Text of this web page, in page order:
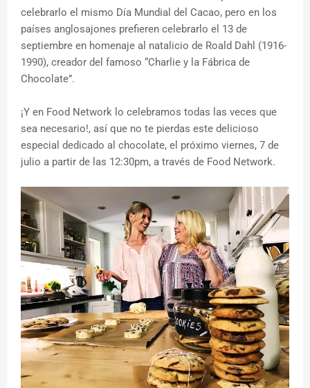
celebrarlo el mismo Día Mundial del Cacao, pero en los
países anglosajones prefieren celebrarlo el 13 de
septiembre en homenaje al natalicio de Roald Dahl (1916-
1990), creador del famoso “Charlie y la Fábrica de
Chocolate”.
¡Y en Food Network lo celebramos todas las veces que
sea necesario!, así que no te pierdas este delicioso
especial dedicado al chocolate, el próximo viernes, 7 de
julio a partir de las 12:30pm, a través de Food Network.